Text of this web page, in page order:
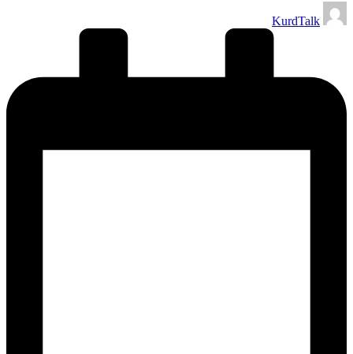
تمّ
النشرKurdTalk